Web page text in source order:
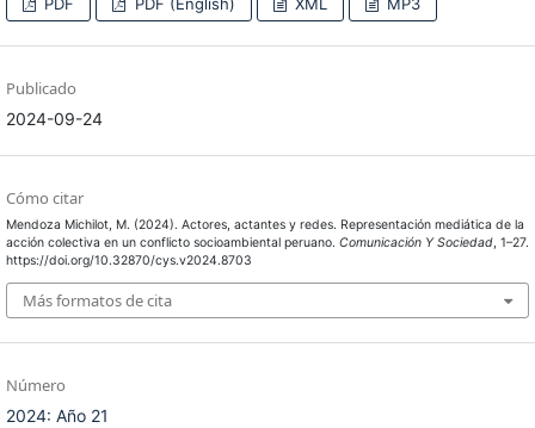
Publicado
2024-09-24
Cómo citar
Mendoza Michilot, M. (2024). Actores, actantes y redes. Representación mediática de la
acción colectiva en un conflicto socioambiental peruano. Comunicación Y Sociedad, 1–27.
https://doi.org/10.32870/cys.v2024.8703
Más formatos de cita
Número
2024: Año 21